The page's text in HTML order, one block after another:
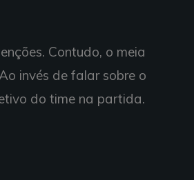
Contudo, o meia
invés de falar sobre o
do time na partida.